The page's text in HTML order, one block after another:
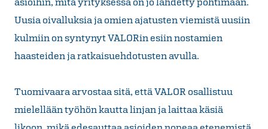
Uusia oivalluksia ja omien ajatusten viemistä uusiin
kulmiin on syntynyt VALORin esiin nostamien
haasteiden ja ratkaisuehdotusten avulla.
Tuomivaara arvostaa sitä, että VALOR osallistuu
mielellään työhön kautta linjan ja laittaa käsiä